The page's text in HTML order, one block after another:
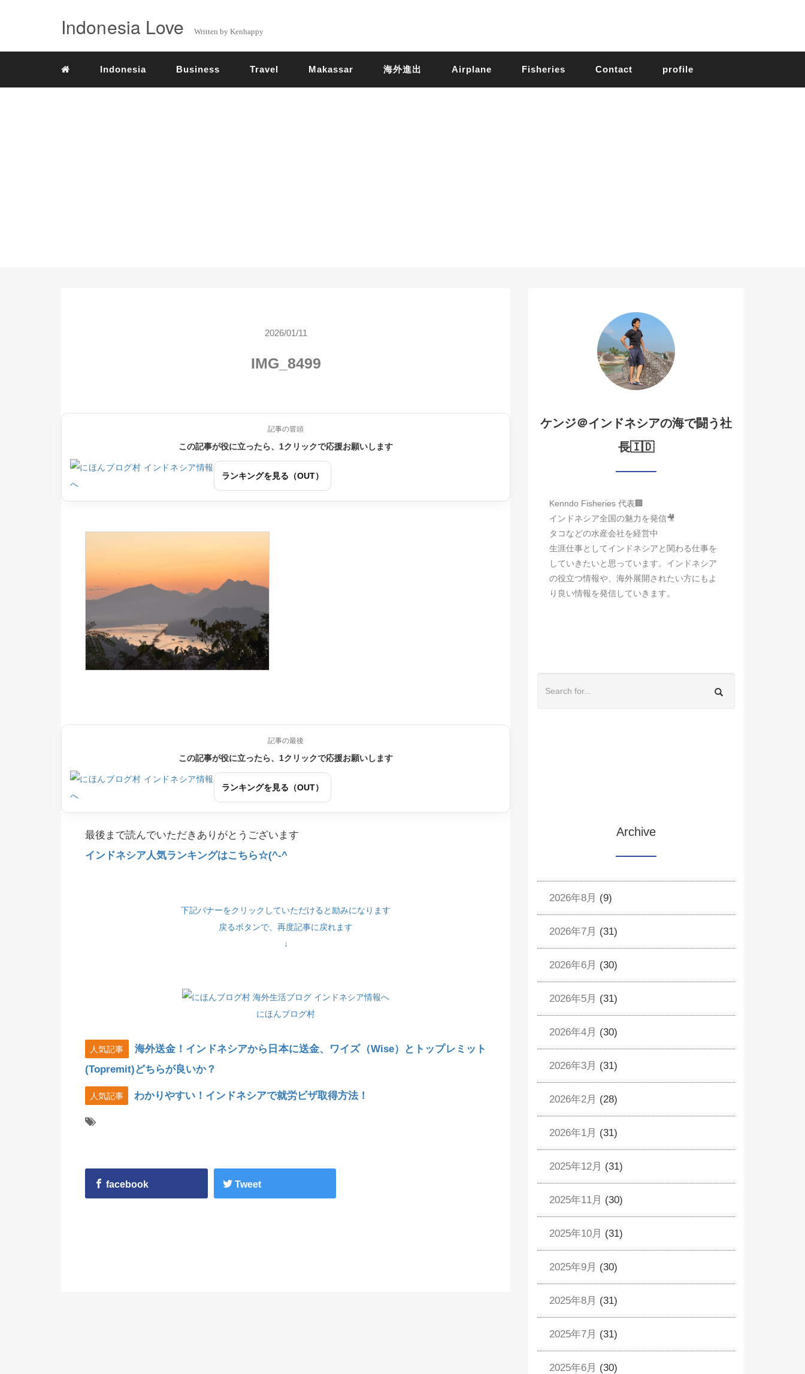
Indonesia Love Written by Kenhappy
Indonesia Business Travel Makassar 海外進出 Airplane Fisheries Contact profile
2026/01/11
IMG_8499
記事の冒頭
この記事が役に立ったら、1クリックで応援お願いします
ランキングを見る（OUT）
記事の最後
この記事が役に立ったら、1クリックで応援お願いします
ランキングを見る（OUT）
最後まで読んでいただきありがとうございます
インドネシア人気ランキングはこちら☆(^-^
下記バナーをクリックしていただけると励みになります
戻るボタンで、再度記事に戻れます
↓
にほんブログ村
人気記事
海外送金！インドネシアから日本に送金、ワイズ（Wise）とトップレミット
(Topremit)どちらが良いか？
人気記事 わかりやすい！インドネシアで就労ビザ取得方法！
facebook Tweet
ケンジ＠インドネシアの海で闘う社
長🇮🇩
Kenndo Fisheries 代表🏢
インドネシア全国の魅力を発信🎥
タコなどの水産会社を経営中
生涯仕事としてインドネシアと関わる仕事を
していきたいと思っています。インドネシア
の役立つ情報や、海外展開されたい方にもよ
り良い情報を発信していきます。
Archive
2026年8月 (9)
2026年7月 (31)
2026年6月 (30)
2026年5月 (31)
2026年4月 (30)
2026年3月 (31)
2026年2月 (28)
2026年1月 (31)
2025年12月 (31)
2025年11月 (30)
2025年10月 (31)
2025年9月 (30)
2025年8月 (31)
2025年7月 (31)
2025年6月 (30)